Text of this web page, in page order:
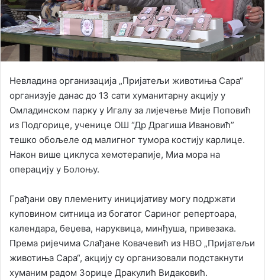
a
i
l
Невладина организација „Пријатељи животиња Сара“
организује данас до 13 сати хуманитарну акцију у
Омладинском парку у Игалу за лијечење Мије Поповић
из Подгорице, ученице ОШ “Др Драгиша Ивановић”
тешко обољеле од малигног тумора костију карлице.
Након више циклуса хемотерапије, Миа мора на
операцију у Болоњу.
Грађани ову племениту иницијативу могу подржати
куповином ситница из богатог Сариног репертоара,
календара, беџева, наруквица, минђуша, привезака.
Према ријечима Слађане Ковачевић из НВО „Пријатељи
животиња Сара“, акцију су организовали подстакнути
хуманим радом Зорице Дракулић Видаковић.